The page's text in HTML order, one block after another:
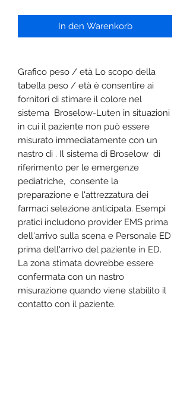
In den Warenkorb
Grafico peso / età Lo scopo della
tabella peso / età è consentire ai
fornitori di stimare il colore nel
sistema Broselow-Luten in situazioni
in cui il paziente non può essere
misurato immediatamente con un
nastro di . Il sistema di Broselow di
riferimento per le emergenze
pediatriche, consente la
preparazione e l'attrezzatura dei
farmaci selezione anticipata. Esempi
pratici includono provider EMS prima
dell'arrivo sulla scena e Personale ED
prima dell'arrivo del paziente in ED.
La zona stimata dovrebbe essere
confermata con un nastro
misurazione quando viene stabilito il
contatto con il paziente.